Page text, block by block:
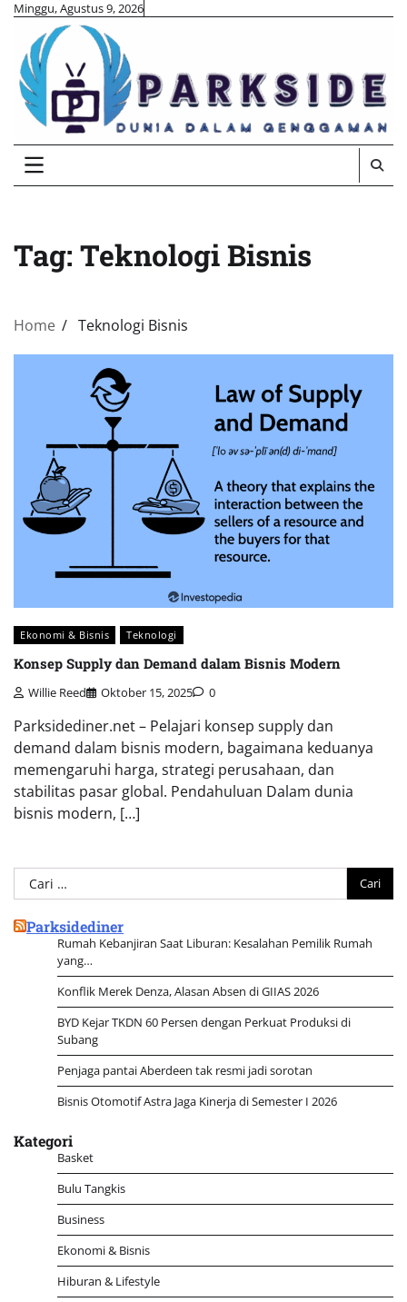
Skip
content
Minggu, Agustus 9, 2026
Tag: Teknologi Bisnis
Home Teknologi Bisnis
Ekonomi & Bisnis Teknologi
Konsep Supply dan Demand dalam Bisnis Modern
Willie Reed Oktober 15, 2025 0
Parksidediner.net – Pelajari konsep supply dan
demand dalam bisnis modern, bagaimana keduanya
memengaruhi harga, strategi perusahaan, dan
stabilitas pasar global. Pendahuluan Dalam dunia
bisnis modern, […]
Cari
untuk:
Parksidediner
Rumah Kebanjiran Saat Liburan: Kesalahan Pemilik Rumah
yang…
Konflik Merek Denza, Alasan Absen di GIIAS 2026
BYD Kejar TKDN 60 Persen dengan Perkuat Produksi di
Subang
Penjaga pantai Aberdeen tak resmi jadi sorotan
Bisnis Otomotif Astra Jaga Kinerja di Semester I 2026
Kategori
Basket
Bulu Tangkis
Business
Ekonomi & Bisnis
Hiburan & Lifestyle